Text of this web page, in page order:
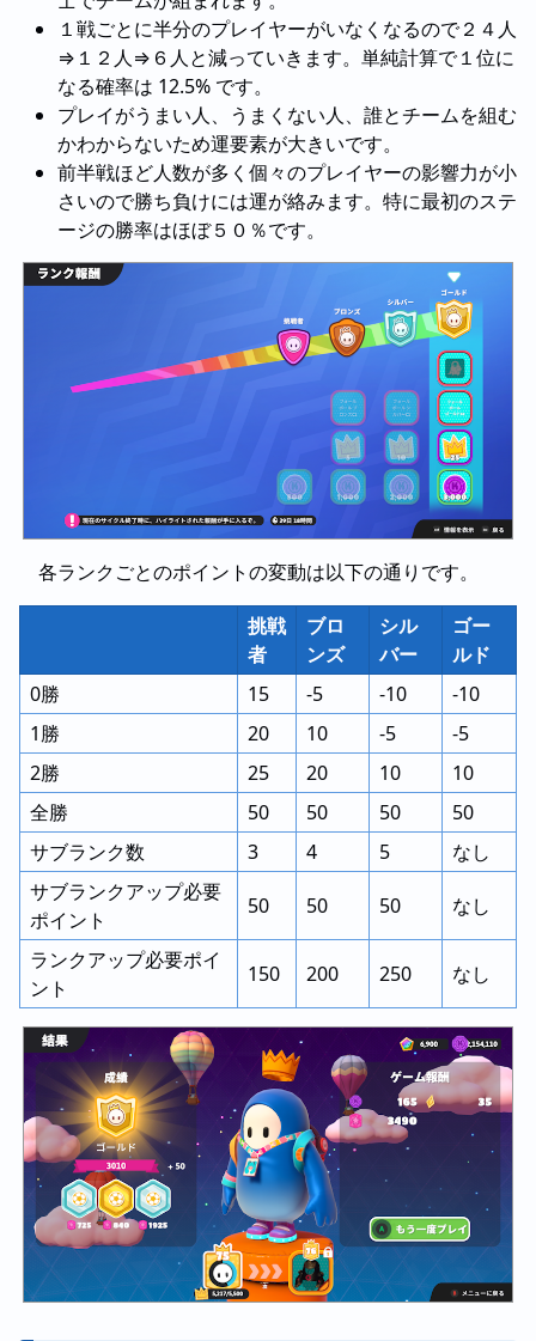
１戦ごとに半分のプレイヤーがいなくなるので２４人
⇒１２人⇒６人と減っていきます。単純計算で１位に
なる確率は 12.5% です。
プレイがうまい人、うまくない人、誰とチームを組む
かわからないため運要素が大きいです。
前半戦ほど人数が多く個々のプレイヤーの影響力が小
さいので勝ち負けには運が絡みます。特に最初のステ
ージの勝率はほぼ５０％です。
各ランクごとのポイントの変動は以下の通りです。
挑戦
者
ブロ
ンズ
シル
バー
ゴー
ルド
0勝
15 -5 -10
-10
1勝
20 10 -5
-5
2勝
25 20 10
10
全勝
50 50 50
50
サブランク数
3 4 5
なし
サブランクアップ必要
ポイント
50 50 50 なし
ランクアップ必要ポイ
ント
150 200 250 なし